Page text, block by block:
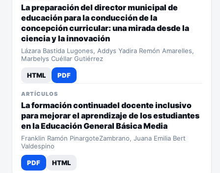
La preparación del director municipal de
educación para la conducción de la
concepción curricular: una mirada desde la
ciencia y la innovación
Lázara Bastida Lugones, Addys Yadira Remón Amarelles,
Marbelys Cuéllar Gutiérrez
HTML PDF
ARTÍCULOS
La formación continuadel docente inclusivo
para mejorar el aprendizaje de los estudiantes
en la Educación General Básica Media
Franklin Ramón PinargoteZambrano, Juana Emilia Bert
Valdespino
PDF HTML